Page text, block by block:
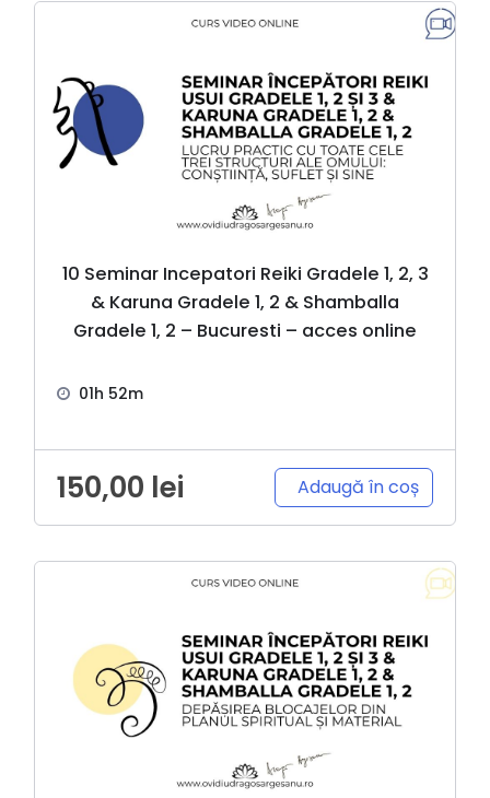
10 Seminar Incepatori Reiki Gradele 1, 2, 3
& Karuna Gradele 1, 2 & Shamballa
Gradele 1, 2 – Bucuresti – acces online
01h 52m
150,00 lei Adaugă în coș